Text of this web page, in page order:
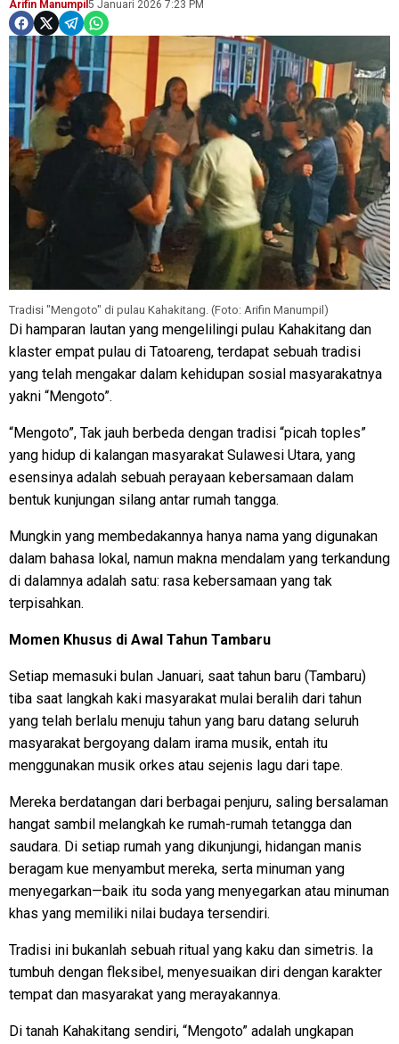
Arifin Manumpil 5 Januari 2026 7:23 PM
Tradisi "Mengoto" di pulau Kahakitang. (Foto: Arifin Manumpil)
Di hamparan lautan yang mengelilingi pulau Kahakitang dan
klaster empat pulau di Tatoareng, terdapat sebuah tradisi
yang telah mengakar dalam kehidupan sosial masyarakatnya
yakni “Mengoto”.
“Mengoto”, Tak jauh berbeda dengan tradisi “picah toples”
yang hidup di kalangan masyarakat Sulawesi Utara, yang
esensinya adalah sebuah perayaan kebersamaan dalam
bentuk kunjungan silang antar rumah tangga.
Mungkin yang membedakannya hanya nama yang digunakan
dalam bahasa lokal, namun makna mendalam yang terkandung
di dalamnya adalah satu: rasa kebersamaan yang tak
terpisahkan.
Momen Khusus di Awal Tahun Tambaru
Setiap memasuki bulan Januari, saat tahun baru (Tambaru)
tiba saat langkah kaki masyarakat mulai beralih dari tahun
yang telah berlalu menuju tahun yang baru datang seluruh
masyarakat bergoyang dalam irama musik, entah itu
menggunakan musik orkes atau sejenis lagu dari tape.
Mereka berdatangan dari berbagai penjuru, saling bersalaman
hangat sambil melangkah ke rumah-rumah tetangga dan
saudara. Di setiap rumah yang dikunjungi, hidangan manis
beragam kue menyambut mereka, serta minuman yang
menyegarkan—baik itu soda yang menyegarkan atau minuman
khas yang memiliki nilai budaya tersendiri.
Tradisi ini bukanlah sebuah ritual yang kaku dan simetris. Ia
tumbuh dengan fleksibel, menyesuaikan diri dengan karakter
tempat dan masyarakat yang merayakannya.
Di tanah Kahakitang sendiri, “Mengoto” adalah ungkapan